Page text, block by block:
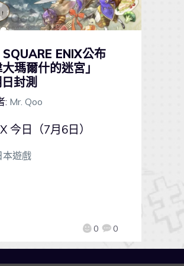
SQUARE ENIX公布
瑪爾什的迷宮」
封測
: Mr. Qoo
0 0
今日（7月6日）
本遊戲